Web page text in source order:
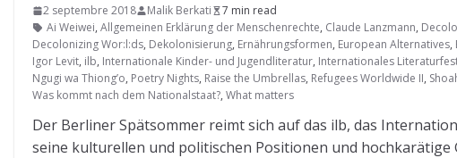
2 septembre 2018 Malik Berkati
7 min read
Ai Weiwei, Allgemeinen Erklärung der Menschenrechte, Claude Lanzmann,
Decolonizing Wor:l:ds, Dekolonisierung, Ernährungsformen, European Alternatives,
Igor Levit, ilb, Internationale Kinder- und Jugendliteratur, Internationales
Ngugi wa Thiong’o, Poetry Nights, Raise the Umbrellas, Refugees Worldwide II,
Was kommt nach dem Nationalstaat?, What matters
Der Berliner Spätsommer reimt sich auf das ilb, das
seine kulturellen und politischen Positionen und hochkarätige